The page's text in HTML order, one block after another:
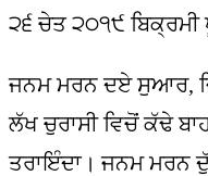
੨੬ ਚੇਤ ੨੦੧੯ ਬਿਕ੍ਰਮੀ
ਜਨਮ ਮਰਨ ਦਏ ਸੁਆਰ,
ਲੱਖ ਚੁਰਾਸੀ ਵਿਚੋਂ ਕੱਢੇ
ਤਰਾਇੰਦਾ। ਜਨਮ ਮਰਨ